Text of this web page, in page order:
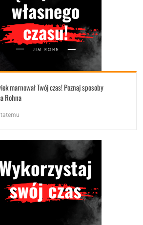
marnował Twój czas! Poznaj sposoby
Rohna